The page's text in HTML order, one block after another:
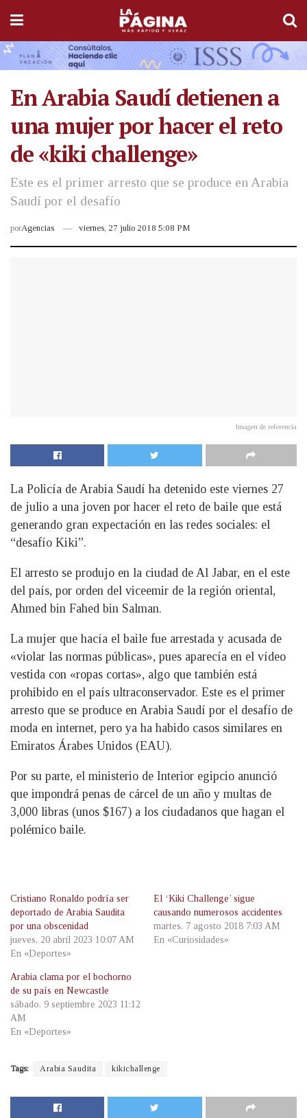
En Arabia Saudí detienen a
una mujer por hacer el reto
de «kiki challenge»
Este es el primer arresto que se produce en Arabia
Saudí por el desafío
porAgencias viernes, 27 julio 2018 5:08 PM
Imagen de referencia
La Policía de Arabia Saudí ha detenido este viernes 27
de julio a una joven por hacer el reto de baile que está
generando gran expectación en las redes sociales: el
“desafío Kiki”.
El arresto se produjo en la ciudad de Al Jabar, en el este
del país, por orden del viceemir de la región oriental,
Ahmed bin Fahed bin Salman.
La mujer que hacía el baile fue arrestada y acusada de
«violar las normas públicas», pues aparecía en el vídeo
vestida con «ropas cortas», algo que también está
prohibido en el país ultraconservador. Este es el primer
arresto que se produce en Arabia Saudí por el desafío de
moda en internet, pero ya ha habido casos similares en
Emiratos Árabes Unidos (EAU).
Por su parte, el ministerio de Interior egipcio anunció
que impondrá penas de cárcel de un año y multas de
3,000 libras (unos $167) a los ciudadanos que hagan el
polémico baile.
Cristiano Ronaldo podría ser
deportado de Arabia Saudita
por una obscenidad
jueves, 20 abril 2023 10:07 AM
En «Deportes»
El ‘Kiki Challenge’ sigue
causando numerosos accidentes
martes, 7 agosto 2018 7:03 AM
En «Curiosidades»
Arabia clama por el bochorno
de su país en Newcastle
sábado, 9 septiembre 2023 11:12
AM
En «Deportes»
Tags: Arabia Saudita kikichallenge